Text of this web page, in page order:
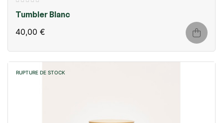
Tumbler Blanc
40,00 €
RUPTURE DE STOCK